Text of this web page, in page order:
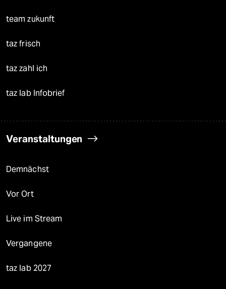
team zukunft
taz frisch
taz zahl ich
taz lab Infobrief
Veranstaltungen
Demnächst
Vor Ort
Live im Stream
Vergangene
taz lab 2027